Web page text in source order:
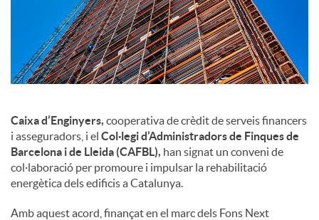
n
u
t
Caixa d’Enginyers, cooperativa de crèdit de serveis financers
i asseguradors, i el Col·legi d’Administradors de Finques de
Barcelona i de Lleida (CAFBL), han signat un conveni de
col·laboració per promoure i impulsar la rehabilitació
energètica dels edificis a Catalunya.
Amb aquest acord, finançat en el marc dels Fons Next